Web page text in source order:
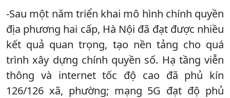
-Sau một năm triển khai mô hình chính quyền
địa phương hai cấp, Hà Nội đã đạt được nhiều
kết quả quan trọng, tạo nền tảng cho quá
trình xây dựng chính quyền số. Hạ tầng viễn
thông và internet tốc độ cao đã phủ kín
126/126 xã, phường; mạng 5G đạt độ phủ